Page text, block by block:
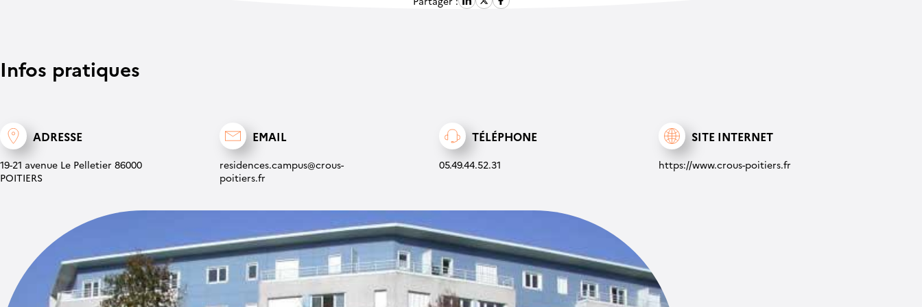
Infos pratiques
ADRESSE
19-21 avenue Le Pelletier 86000
POITIERS
EMAIL
residences.campus@crous-
poitiers.fr
TÉLÉPHONE
05.49.44.52.31
SITE INTERNET
https://www.crous-poitiers.fr